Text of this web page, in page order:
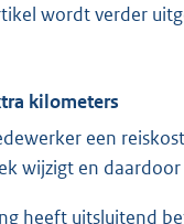
wordt verder
kilometers
een
wijzigt en
heeft uitsluitend